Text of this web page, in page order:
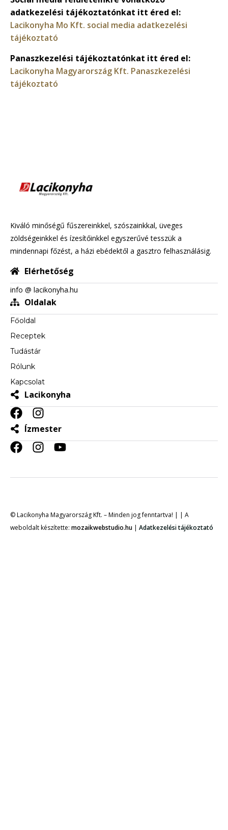
adatkezelési tájékoztatónkat itt éred el:
Lacikonyha Mo Kft. social media adatkezelési
tájékoztató
Panaszkezelési tájékoztatónkat itt éred el:
Lacikonyha Magyarország Kft. Panaszkezelési
tájékoztató
Kiváló minőségű fűszereinkkel, szószainkkal, üveges
zöldségeinkkel és ízesítőinkkel egyszerűvé tesszük a
mindennapi főzést, a házi ebédektől a gasztro felhasználásig.
Elérhetőség
info @ lacikonyha.hu
Oldalak
Főoldal
Receptek
Tudástár
Rólunk
Kapcsolat
Lacikonyha
Ízmester
© Lacikonyha Magyarország Kft. – Minden jog fenntartva! | | A
weboldalt készítette: mozaikwebstudio.hu | Adatkezelési tájékoztató